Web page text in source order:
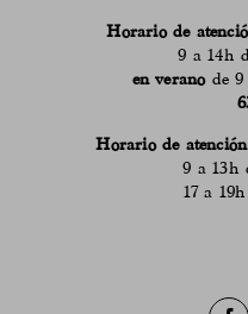
Horario de
9 a 14h
en veranode 9
Horario de
9 a 13h
17 a